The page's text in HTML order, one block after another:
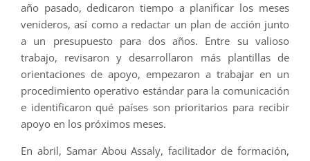
año pasado, dedicaron tiempo a planificar los meses
venideros, así como a redactar un plan de acción junto
a un presupuesto para dos años. Entre su valioso
trabajo, revisaron y desarrollaron más plantillas de
orientaciones de apoyo, empezaron a trabajar en un
procedimiento operativo estándar para la comunicación
e identificaron qué países son prioritarios para recibir
apoyo en los próximos meses.
En abril, Samar Abou Assaly, facilitador de formación,